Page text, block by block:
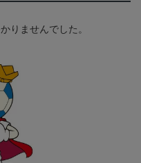
りませんでした。